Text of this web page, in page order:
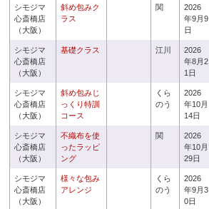
シモジマ
心斎橋店
（大阪）
斜め包みク
ラス
関
2026
年9月9
日
シモジマ
心斎橋店
（大阪）
基礎クラス 江川
2026
年8月2
1日
シモジマ
心斎橋店
（大阪）
斜め包みじ
っくり特訓
コース
くら
のう
2026
年10月
14日
シモジマ
心斎橋店
（大阪）
不織布を使
ったラッピ
ング
関
2026
年10月
29日
シモジマ
心斎橋店
（大阪）
様々な包み
アレンジ
くら
のう
2026
年9月3
0日